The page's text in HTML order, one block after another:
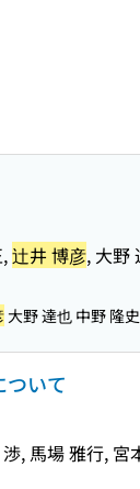
辻井 博彦, 大野
大野 達也 中野 隆
いて
, 馬場 雅行, 宮